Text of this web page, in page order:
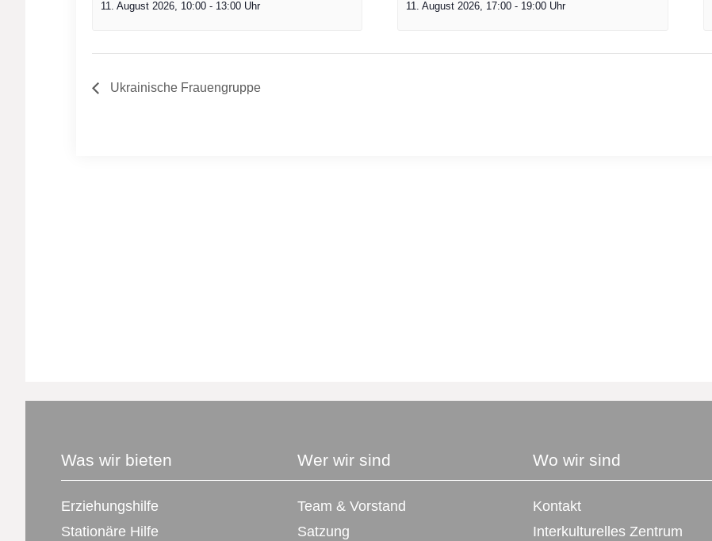
11. August 2026, 10:00 - 13:00 11. August 2026, 17:00 - 19:00
Ukrainische Frauengruppe
Was wir bieten
Erziehungshilfe
Stationäre Hilfe
Wer wir sind
Team & Vorstand
Satzung
Wo wir sind
Kontakt
Interkulturelles Zentrum